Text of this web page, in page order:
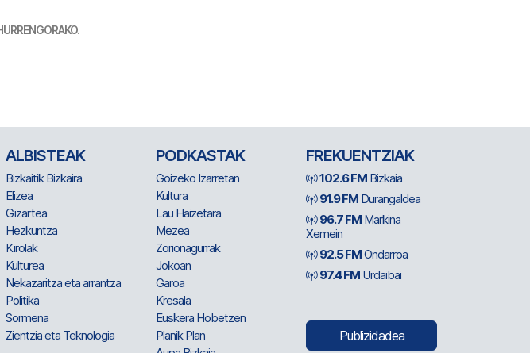
ALBISTEAK
Bizkaitik Bizkaira
Elizea
Gizartea
Hezkuntza
Kirolak
Kulturea
Nekazaritza eta arrantza
Politika
Sormena
Zientzia eta Teknologia
PODKASTAK
Goizeko Izarretan
Kultura
Lau Haizetara
Mezea
Zorionagurrak
Jokoan
Garoa
Kresala
Euskera Hobetzen
Planik Plan
FREKUENTZIAK
102.6 FM Bizkaia
91.9 FM Durangaldea
96.7 FM Markina
Xemein
92.5 FMOndarroa
97.4 FM Urdaibai
Publizidadea